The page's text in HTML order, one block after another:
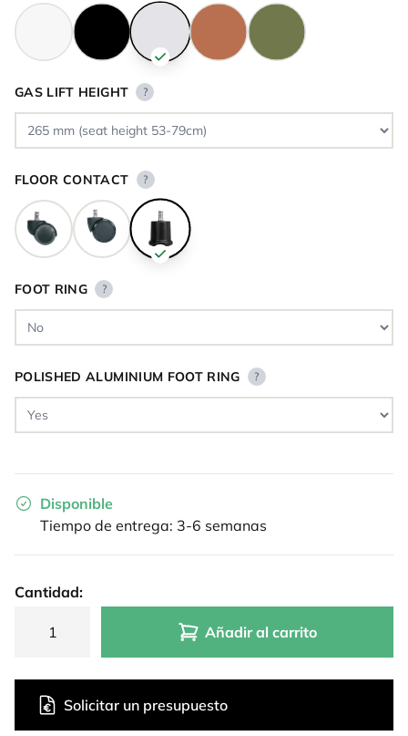
GAS LIFT HEIGHT ?
FLOOR CONTACT ?
FOOT RING ?
POLISHED ALUMINIUM FOOT RING ?
Disponible
Tiempo de entrega: 3-6 semanas
Cantidad:
Añadir al carrito
Solicitar un presupuesto